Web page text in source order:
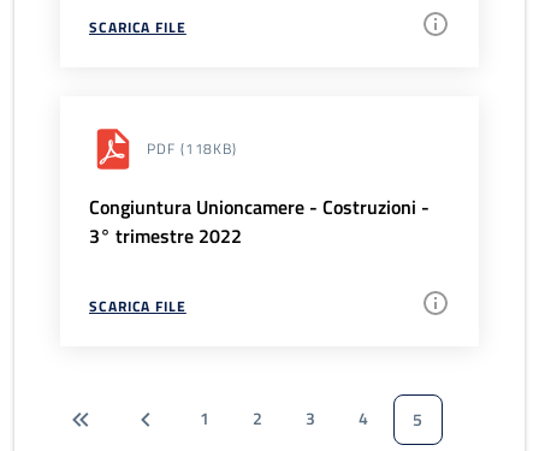
SCARICA FILE
PDF (118KB)
Congiuntura Unioncamere - Costruzioni -
3° trimestre 2022
SCARICA FILE
1 2 3 4
5